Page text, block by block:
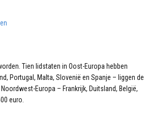
Tien lidstaten in Oost-Europa hebben
Portugal, Malta, Slovenië en Spanje – liggen de
Europa – Frankrijk, Duitsland, België,
euro.